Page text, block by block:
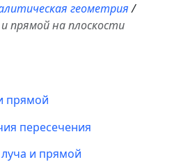
геометрия/
и прямой на плоскости
прямой
пересечения
и прямой